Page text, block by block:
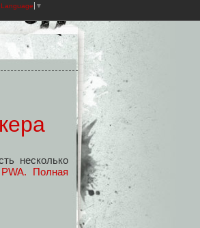
▼
несколько
Полная